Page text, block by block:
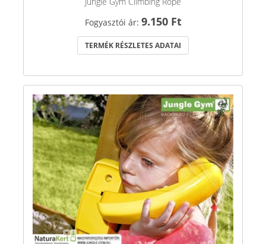
Fogyasztói ár: 9.150 Ft
TERMÉK RÉSZLETES ADATAI